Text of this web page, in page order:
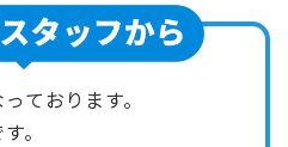
ております。
。